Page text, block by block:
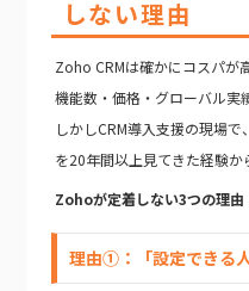
しない理由
Zoho CRMは確かにコスパが
機能数・価格・グローバル実
しかしCRM導入支援の現場
を20年間以上見てきた経験か
Zohoが定着しない3つの理由
理由①：「設定できる